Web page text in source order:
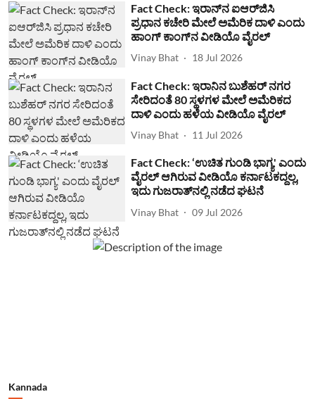
Fact Check: ಇರಾನ್‌ನ ಐಆರ್‌ಜಿಸಿ
ಪ್ರಧಾನ ಕಚೇರಿ ಮೇಲೆ ಅಮೆರಿಕ ದಾಳಿ ಎಂದು
ಹಾಂಗ್ ಕಾಂಗ್​ನ ವೀಡಿಯೊ ವೈರಲ್
Vinay Bhat 18 Jul 2026
Fact Check: ಇರಾನಿನ ಬುಶೆಹರ್ ನಗರ
ಸೇರಿದಂತೆ 80 ಸ್ಥಳಗಳ ಮೇಲೆ ಅಮೆರಿಕದ
ದಾಳಿ ಎಂದು ಹಳೆಯ ವೀಡಿಯೊ ವೈರಲ್
Vinay Bhat 11 Jul 2026
Fact Check: ‘ಉಚಿತ ಗುಂಡಿ ಭಾಗ್ಯ' ಎಂದು
ವೈರಲ್ ಆಗಿರುವ ವೀಡಿಯೊ ಕರ್ನಾಟಕದ್ದಲ್ಲ,
ಇದು ಗುಜರಾತ್‌ನಲ್ಲಿ ನಡೆದ ಘಟನೆ
Vinay Bhat 09 Jul 2026
Kannada